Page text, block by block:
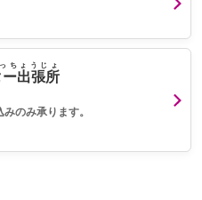
出張所
ちょうじょ
のみ承ります。